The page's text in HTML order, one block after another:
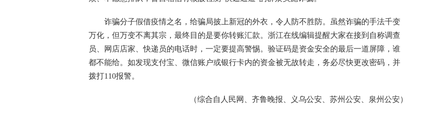
诈骗分子假借疫情之名，给骗局披上新冠的外衣，令人防不胜防。虽然诈骗的手法千变
万化，但万变不离其宗，最终目的是要你转账汇款。浙江在线编辑提醒大家在接到自称调查
员、网店店家、快递员的电话时，一定要提高警惕。验证码是资金安全的最后一道屏障，谁
都不能给。如发现支付宝、微信账户或银行卡内的资金被无故转走，务必尽快更改密码，并
拨打110报警。
（综合自人民网、齐鲁晚报、义乌公安、苏州公安、泉州公安）